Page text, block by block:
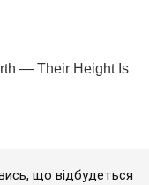
що відбудеться